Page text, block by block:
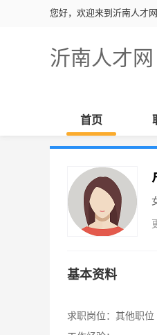
您好，欢迎来到沂南人才网
沂南人才网
首页
基本资料
求职岗位： 其他职位